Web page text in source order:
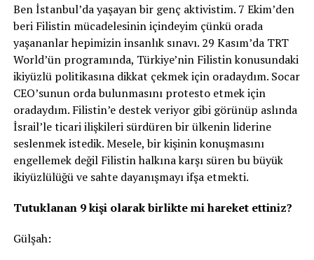
Ben İstanbul’da yaşayan bir genç aktivistim. 7 Ekim’den
beri Filistin mücadelesinin içindeyim çünkü orada
yaşananlar hepimizin insanlık sınavı. 29 Kasım’da TRT
World’ün programında, Türkiye’nin Filistin konusundaki
ikiyüzlü politikasına dikkat çekmek için oradaydım. Socar
CEO’sunun orda bulunmasını protesto etmek için
oradaydım. Filistin’e destek veriyor gibi görünüp aslında
İsrail’le ticari ilişkileri sürdüren bir ülkenin liderine
seslenmek istedik. Mesele, bir kişinin konuşmasını
engellemek değil Filistin halkına karşı süren bu büyük
ikiyüzlülüğü ve sahte dayanışmayı ifşa etmekti.
Tutuklanan 9 kişi olarak birlikte mi hareket ettiniz?
Gülşah: